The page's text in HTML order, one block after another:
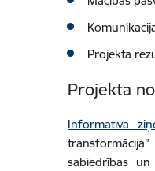
Projekta
Projekta
Informatīvā
sabiedrības un